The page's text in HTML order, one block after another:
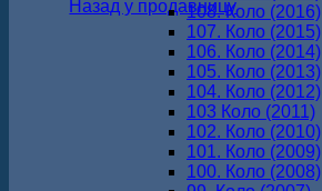
Назад у продавницу108. Коло (2016)
107. Коло (2015)
106. Коло (2014)
105. Коло (2013)
104. Коло (2012)
103 Коло (2011)
102. Коло (2010)
101. Коло (2009)
100. Коло (2008)